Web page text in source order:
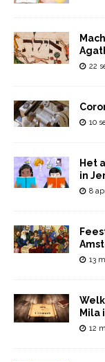
22
10
Het
in
8
13
Mila
12